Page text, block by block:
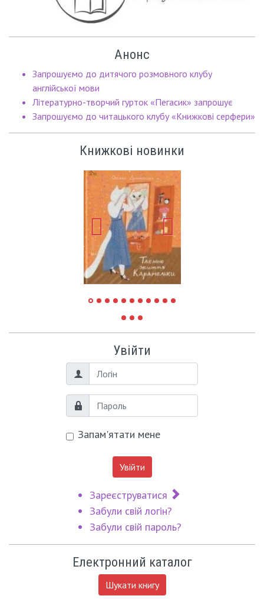
Анонс
Запрошуємо до дитячого розмовного клубу
англійської мови
Літературно-творчий гурток «Пегасик» запрошує
Запрошуємо до читацького клубу «Книжкові серфери»
Книжкові новинки
Увійти
Логін
Пароль
Запам'ятати мене
Увійти
Зареєструватися
Забули свій логін?
Забули свій пароль?
Електронний каталог
Шукати книгу